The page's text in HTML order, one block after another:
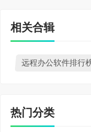
相关合辑
热门分类